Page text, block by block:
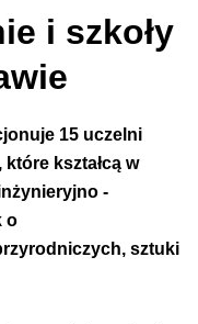
i szkoły
15 uczelni
kształcą w
-
o
sztuki